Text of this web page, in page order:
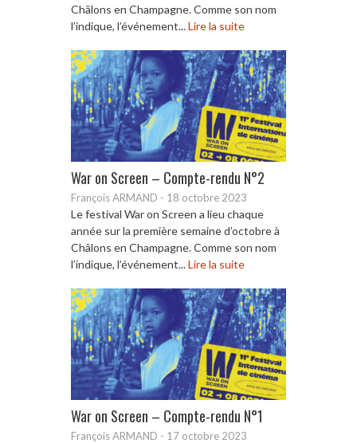
Châlons en Champagne. Comme son nom
l’indique, l’événement...Lire la suite
War on Screen – Compte-rendu N°2
François ARMAND - 18 octobre 2023
Le festival War on Screen a lieu chaque
année sur la première semaine d’octobre à
Châlons en Champagne. Comme son nom
l’indique, l’événement...Lire la suite
War on Screen – Compte-rendu N°1
François ARMAND - 17 octobre 2023